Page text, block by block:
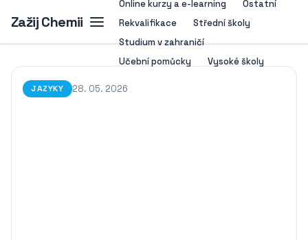
Zažij Chemii
Online kurzy a e-learning
Ostatní
Rekvalifikace
Střední školy
Studium v zahraničí
Učební pomůcky
Vysoké školy
JAZYKY 28. 05. 2026